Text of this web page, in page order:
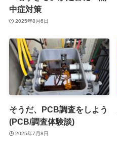
中症対策
2025年8月6日
そうだ、PCB調査をしよう
(PCB/調査体験談)
2025年7月8日